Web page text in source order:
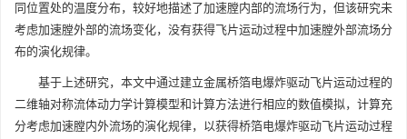
同位置处的温度分布，较好地描述了加速膛内部的流场行为，但该研究未
考虑加速膛外部的流场变化，没有获得飞片运动过程中加速膛外部流场分
布的演化规律。
基于上述研究，本文中通过建立金属桥箔电爆炸驱动飞片运动过程的
二维轴对称流体动力学计算模型和计算方法进行相应的数值模拟，计算充
分考虑加速膛内外流场的演化规律，以获得桥箔电爆炸驱动飞片运动过程